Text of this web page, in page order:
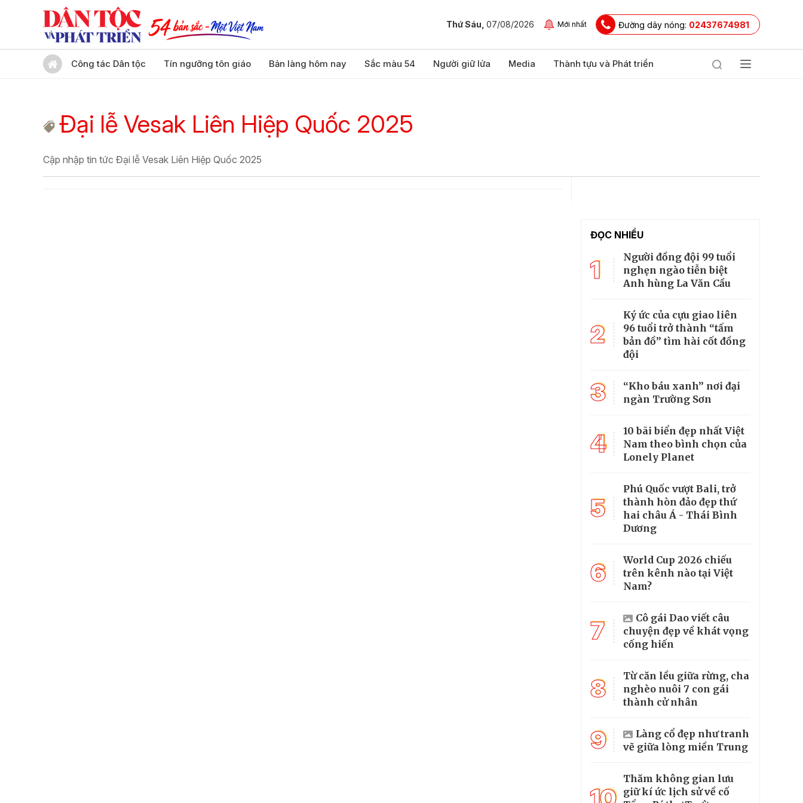
Thứ Sáu, 07/08/2026 Mới nhất Đường dây nóng: 02437674981
Công tác Dân tộc Tín ngưỡng tôn giáo Bản làng hôm nay Sắc màu 54 Người giữ lửa Media Thành tựu và Phát triển
Đại lễ Vesak Liên Hiệp Quốc 2025
Cập nhập tin tức Đại lễ Vesak Liên Hiệp Quốc 2025
ĐỌC NHIỀU
1
Người đồng đội 99 tuổi
nghẹn ngào tiễn biệt
Anh hùng La Văn Cầu
2
Ký ức của cựu giao liên
96 tuổi trở thành “tấm
bản đồ” tìm hài cốt đồng
đội
3
“Kho báu xanh” nơi đại
ngàn Trường Sơn
4
10 bãi biển đẹp nhất Việt
Nam theo bình chọn của
Lonely Planet
5
Phú Quốc vượt Bali, trở
thành hòn đảo đẹp thứ
hai châu Á - Thái Bình
Dương
6
World Cup 2026 chiếu
trên kênh nào tại Việt
Nam?
7
Cô gái Dao viết câu
chuyện đẹp về khát vọng
cống hiến
8
Từ căn lều giữa rừng, cha
nghèo nuôi 7 con gái
thành cử nhân
9
Làng cổ đẹp như tranh
vẽ giữa lòng miền Trung
Thăm không gian lưu
giữ kí ức lịch sử về cố